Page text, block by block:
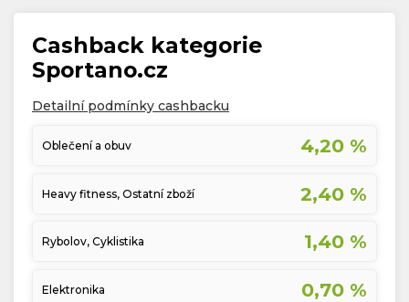
Cashback kategorie
Sportano.cz
Detailní podmínky cashbacku
Oblečení a obuv 4,20 %
Heavy fitness, Ostatní zboží 2,40 %
Rybolov, Cyklistika 1,40 %
Elektronika 0,70 %